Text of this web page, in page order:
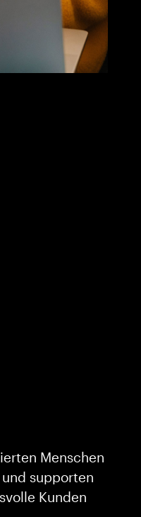
Menschen
supporten
Kunden